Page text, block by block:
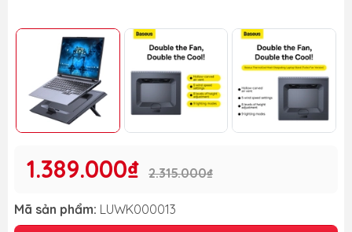
1.389.000₫ 2.315.000₫
Mã sản phẩm: LUWK000013